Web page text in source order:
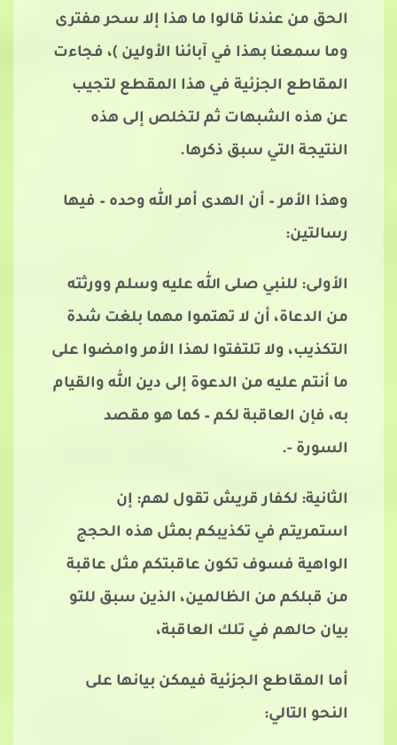
الحق من عندنا قالوا ما هذا إلا سحر مفترى
وما سمعنا بهذا في آبائنا الأولين )، فجاءت
المقاطع الجزئية في هذا المقطع لتجيب
عن هذه الشبهات ثم لتخلص إلى هذه
النتيجة التي سبق ذكرها.
وهذا الأمر – أن الهدى أمر الله وحده – فيها
رسالتين:
الأولى: للنبي صلى الله عليه وسلم وورثته
من الدعاة، أن لا تهتموا مهما بلغت شدة
التكذيب، ولا تلتفتوا لهذا الأمر وامضوا على
ما أنتم عليه من الدعوة إلى دين الله والقيام
به، فإن العاقبة لكم – كما هو مقصد
السورة -.
الثانية: لكفار قريش تقول لهم: إن
استمريتم في تكذيبكم بمثل هذه الحجج
الواهية فسوف تكون عاقبتكم مثل عاقبة
من قبلكم من الظالمين، الذين سبق للتو
بيان حالهم في تلك العاقبة،
أما المقاطع الجزئية فيمكن بيانها على
النحو التالي: